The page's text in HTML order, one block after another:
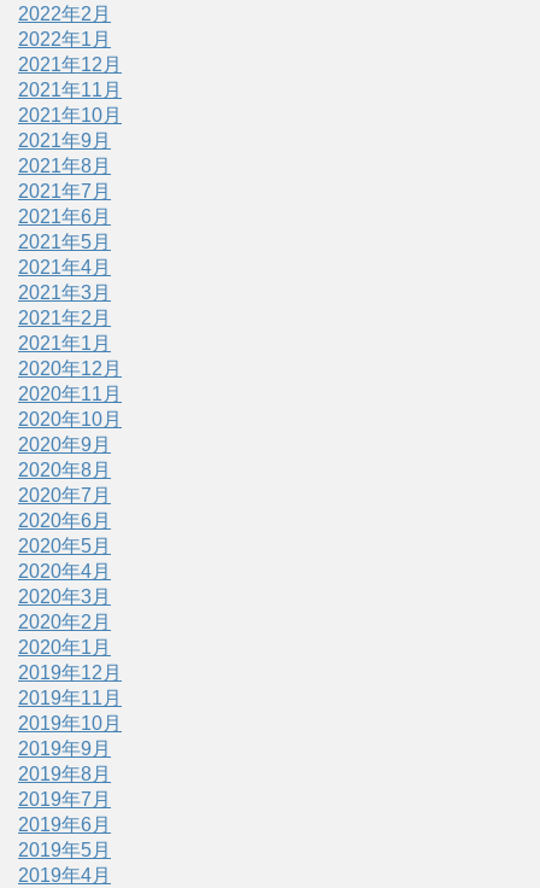
2022年2月
2022年1月
2021年12月
2021年11月
2021年10月
2021年9月
2021年8月
2021年7月
2021年6月
2021年5月
2021年4月
2021年3月
2021年2月
2021年1月
2020年12月
2020年11月
2020年10月
2020年9月
2020年8月
2020年7月
2020年6月
2020年5月
2020年4月
2020年3月
2020年2月
2020年1月
2019年12月
2019年11月
2019年10月
2019年9月
2019年8月
2019年7月
2019年6月
2019年5月
2019年4月